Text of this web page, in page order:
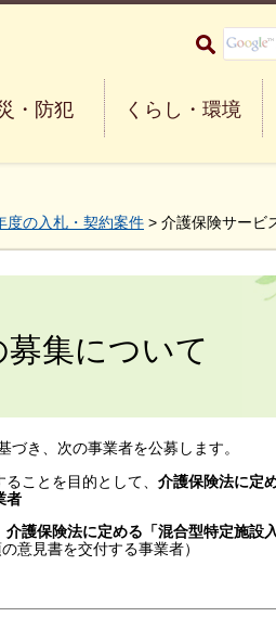
府箕面市 Minoh City
・防犯 くらし・環境
度の入札・契約案件 > 介護保険サービ
集について
づき、次の事業者を公募します。
ことを目的として、 介護保険法に定
者
介護保険法に定める「混合型特定施設
意見書を交付する事業者）